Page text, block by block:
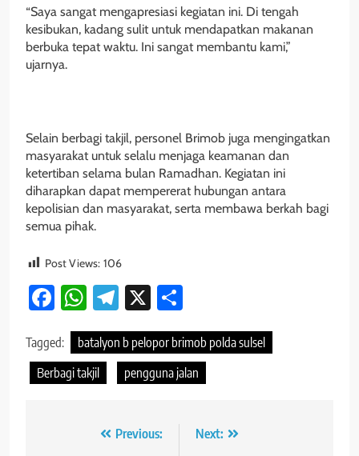
“Saya sangat mengapresiasi kegiatan ini. Di tengah
kesibukan, kadang sulit untuk mendapatkan makanan
berbuka tepat waktu. Ini sangat membantu kami,”
ujarnya.
Selain berbagi takjil, personel Brimob juga mengingatkan
masyarakat untuk selalu menjaga keamanan dan
ketertiban selama bulan Ramadhan. Kegiatan ini
diharapkan dapat mempererat hubungan antara
kepolisian dan masyarakat, serta membawa berkah bagi
semua pihak.
Post Views: 106
Facebook
WhatsApp
Telegram
X
Tagged:
batalyon b pelopor brimob polda sulsel
Berbagi takjil
pengguna jalan
Navigasi Previous:
Next: